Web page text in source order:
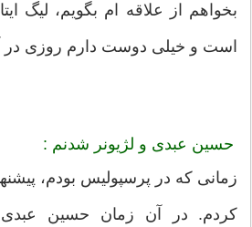
بخواهم از علاقه ام بگویم، لیگ
است و خیلی دوست دارم روزی در
حسین عبدی و لژیونر شدنم :
زمانی که در پرسپولیس بودم،
کردم. در آن زمان حسین عبدی